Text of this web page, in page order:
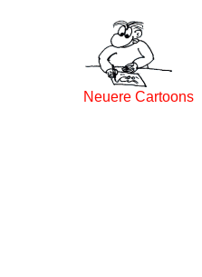
Neuere Cartoons